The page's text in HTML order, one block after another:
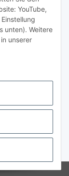
YouTube,
unten). Weitere
unserer